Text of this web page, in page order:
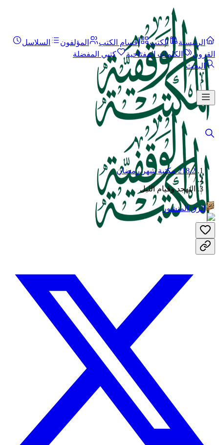
الرئيسية الكتب أقسام الكتب المؤلفون
السلاسل
القرون
الكلمات المفتاحية
كتبي المفضلة
البحث
218.2 مكتبة شهر رمضان
/
التهجد وقيام الليل
الرق المنشور